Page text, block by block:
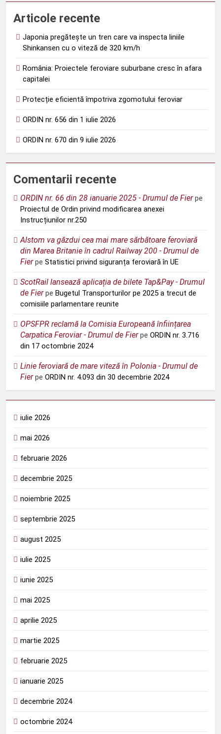
Articole recente
Japonia pregătește un tren care va inspecta liniile
Shinkansen cu o viteză de 320 km/h
România: Proiectele feroviare suburbane cresc în afara
capitalei
Protecție eficientă împotriva zgomotului feroviar
ORDIN nr. 656 din 1 iulie 2026
ORDIN nr. 670 din 9 iulie 2026
Comentarii recente
ORDIN nr. 66 din 28 ianuarie 2025 - Drumul de Fierpe
Proiectul de Ordin privind modificarea anexei
Instrucțiunilor nr.250
Alstom va găzdui cea mai mare sărbătoare feroviară
din Marea Britanie în cadrul Railway 200 - Drumul de
Fierpe Statistici privind siguranța feroviară în UE
ScotRail lansează aplicația de bilete Tap&Pay - Drumul
de Fierpe Bugetul Transporturilor pe 2025 a trecut de
comisiile parlamentare reunite
OPSFPR reclamă la Comisia Europeană înființarea
Carpatica Feroviar - Drumul de Fierpe ORDIN nr. 3.716
din 17 octombrie 2024
Linie feroviară de mare viteză în Polonia - Drumul de
Fierpe ORDIN nr. 4.093 din 30 decembrie 2024
iulie 2026
mai 2026
februarie 2026
decembrie 2025
noiembrie 2025
septembrie 2025
august 2025
iulie 2025
iunie 2025
mai 2025
aprilie 2025
martie 2025
februarie 2025
ianuarie 2025
decembrie 2024
octombrie 2024